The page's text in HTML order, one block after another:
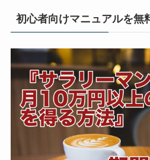
初心者向けマニュアルを無